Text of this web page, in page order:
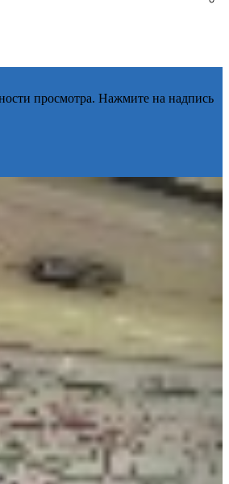
просмотра. Нажмите на надпись